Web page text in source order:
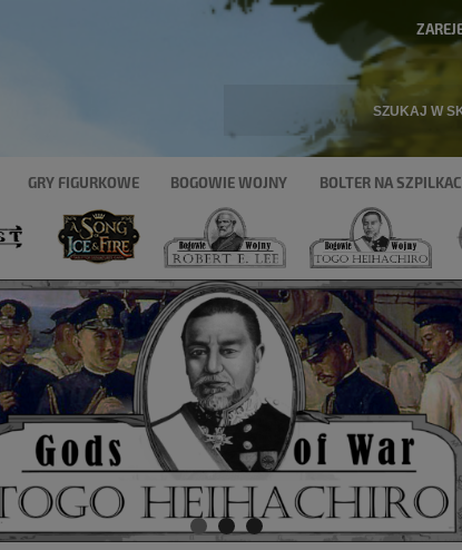
GRY FIGURKOWE BOGOWIE WOJNY BOLTER NA